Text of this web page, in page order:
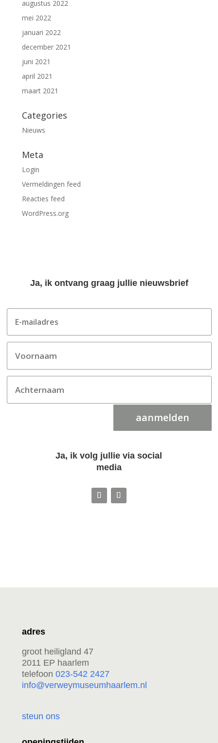
augustus 2022
mei 2022
januari 2022
december 2021
juni 2021
april 2021
maart 2021
Categories
Nieuws
Meta
Login
Vermeldingen feed
Reacties feed
WordPress.org
Ja, ik ontvang graag jullie nieuwsbrief
aanmelden
Ja, ik volg jullie via social
media
adres
groot heiligland 47
2011 EP haarlem
telefoon 023-542 2427
info@verweymuseumhaarlem.nl
steun ons